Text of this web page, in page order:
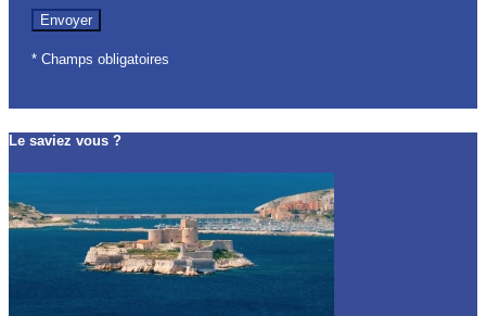
* Champs obligatoires
Le saviez vous ?